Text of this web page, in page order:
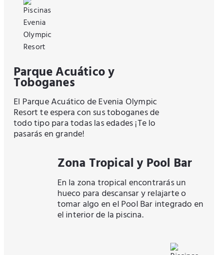
Parque Acuático y
Toboganes
El Parque Acuático de Evenia Olympic
Resort te espera con sus toboganes de
todo tipo para todas las edades ¡Te lo
pasarás en grande!
Zona Tropical y Pool Bar
En la zona tropical encontrarás un
hueco para descansar y relajarte o
tomar algo en el Pool Bar integrado en
el interior de la piscina.